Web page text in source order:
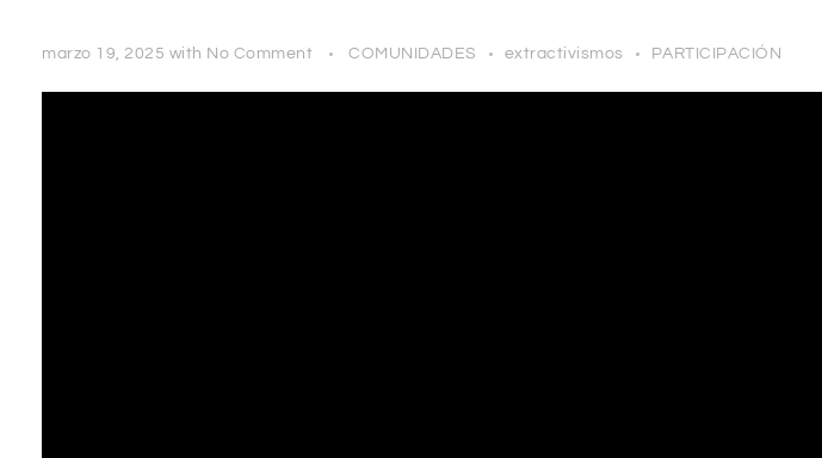
marzo 19, 2025 with No Comment COMUNIDADES extractivismos PARTICIPACIÓN